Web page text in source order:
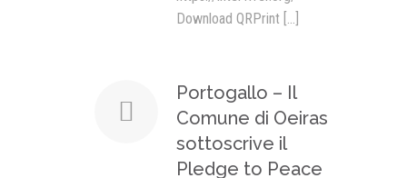
Download QRPrint [...]
Portogallo – Il
Comune di Oeiras
sottoscrive il
Pledge to Peace